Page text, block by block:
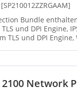
Network ProtectionWeb
TLS und DPI
2100 Network